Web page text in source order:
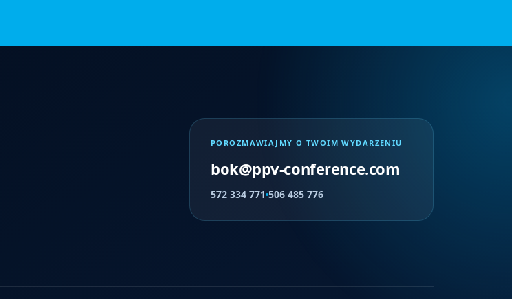
POROZMAWIAJMY O TWOIM WYDARZENIU
bok@ppv-conference.com
572 334 771 506 485 776